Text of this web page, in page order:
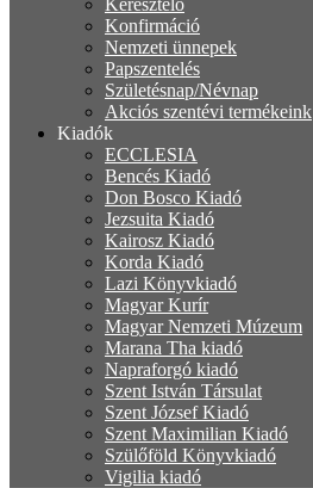
Konfirmáció
Nemzeti ünnepek
Papszentelés
Születésnap/Névnap
Akciós szentévi termékeink
Kiadók
ECCLESIA
Bencés Kiadó
Don Bosco Kiadó
Jezsuita Kiadó
Kairosz Kiadó
Korda Kiadó
Lazi Könyvkiadó
Magyar Kurír
Magyar Nemzeti Múzeum
Marana Tha kiadó
Napraforgó kiadó
Szent István Társulat
Szent József Kiadó
Szent Maximilian Kiadó
Szülőföld Könyvkiadó
Vigilia kiadó